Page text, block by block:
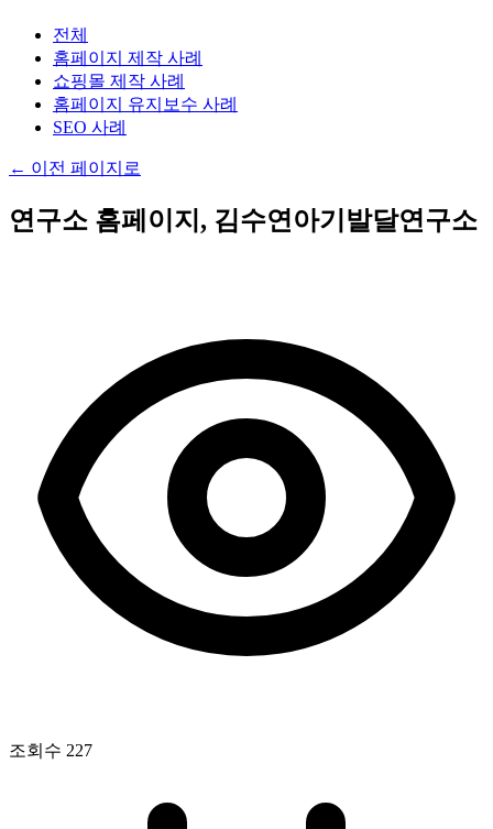
전체
홈페이지 제작 사례
쇼핑몰 제작 사례
홈페이지 유지보수 사례
SEO 사례
← 이전 페이지로
연구소 홈페이지, 김수연아기발달연구소
조회수 227